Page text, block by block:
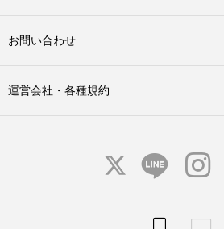
お問い合わせ
運営会社・各種規約